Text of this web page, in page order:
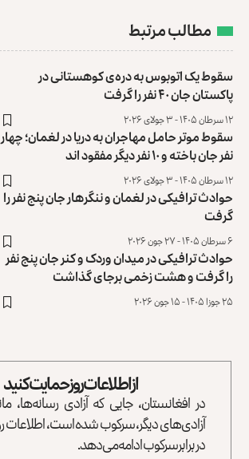
مطالب مرتبط
سقوط یک اتوبوس به دره‌ی کوهستانی در
پاکستان جان ۴۰ نفر را گرفت
۱۲ سرطان ۱۴۰۵ - ۳ جولای ۲۰۲۶
سقوط موتر حامل مهاجران به دریا در لغمان؛ چهار
نفر جان باخته و ۱۰ نفر دیگر مفقود اند
۱۲ سرطان ۱۴۰۵ - ۳ جولای ۲۰۲۶
حوادث ترافیکی در لغمان و ننگرهار جان پنج نفر را
گرفت
۶ سرطان ۱۴۰۵ - ۲۷ جون ۲۰۲۶
حوادث ترافیکی در میدان وردک و کنر جان پنج نفر
را گرفت و هشت زخمی برجای گذاشت
۲۵ جوزا ۱۴۰۵ - ۱۵ جون ۲۰۲۶
از اطلاعات روز حمایت کنید
در افغانستان، جایی که آزادی رسانه‌ها،
آزادی‌های دیگر، سرکوب شده است، اطلاعات
در برابر سرکوب ادامه می‌دهد.